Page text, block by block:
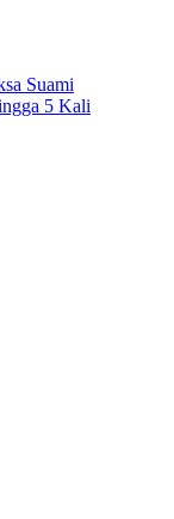
Suami
5 Kali